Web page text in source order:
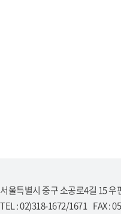
서울특별시 중구 소공로4길 15 우
TEL : 02)318-1672/1671 FAX :